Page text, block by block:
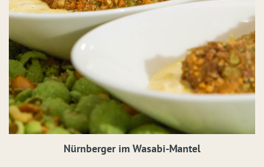
Nürnberger im Wasabi-Mantel